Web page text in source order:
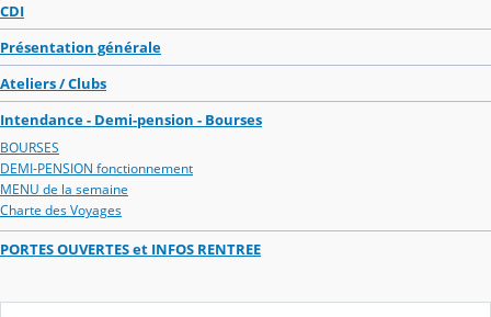
CDI
Présentation générale
Ateliers / Clubs
Intendance - Demi-pension - Bourses
BOURSES
DEMI-PENSION fonctionnement
MENU de la semaine
Charte des Voyages
PORTES OUVERTES et INFOS RENTREE